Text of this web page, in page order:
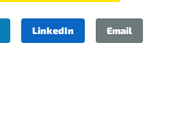
LinkedIn Email